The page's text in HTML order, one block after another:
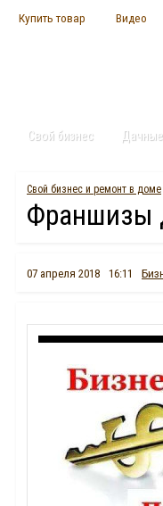
Купить товар Видео
Свой бизнес
Свой бизнес и ремонт в доме
Франшизы
07 апреля 2018 16:11